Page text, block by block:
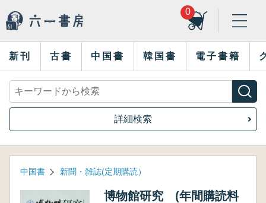
0
新刊 古書 中国書 韓国書 電子書籍
詳細検索
中国書 新聞・雑誌(定期購読）
博物館研究 (年間購読料